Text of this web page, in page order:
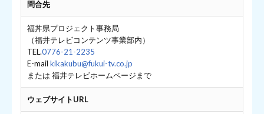
問合先
福丼県プロジェクト事務局
（福井テレビコンテンツ事業部内）
TEL.0776-21-2235
E-mail kikakubu@fukui-tv.co.jp
または 福井テレビホームページまで
ウェブサイトURL